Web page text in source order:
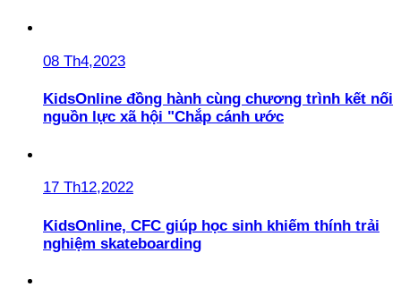
08 Th4,2023
KidsOnline đồng hành cùng chương trình kết nối
nguồn lực xã hội "Chắp cánh ước
17 Th12,2022
KidsOnline, CFC giúp học sinh khiếm thính trải
nghiệm skateboarding